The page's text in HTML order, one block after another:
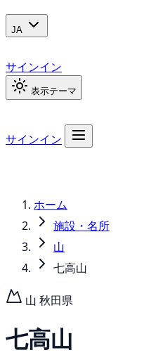
JA
サインイン
表示テーマ
サインイン
ホーム
施設・名所
山
七高山
山 秋田県
七高山